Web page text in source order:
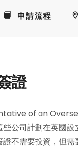
申請流程
證
of an
公司計劃在英國
不需要投資，但需